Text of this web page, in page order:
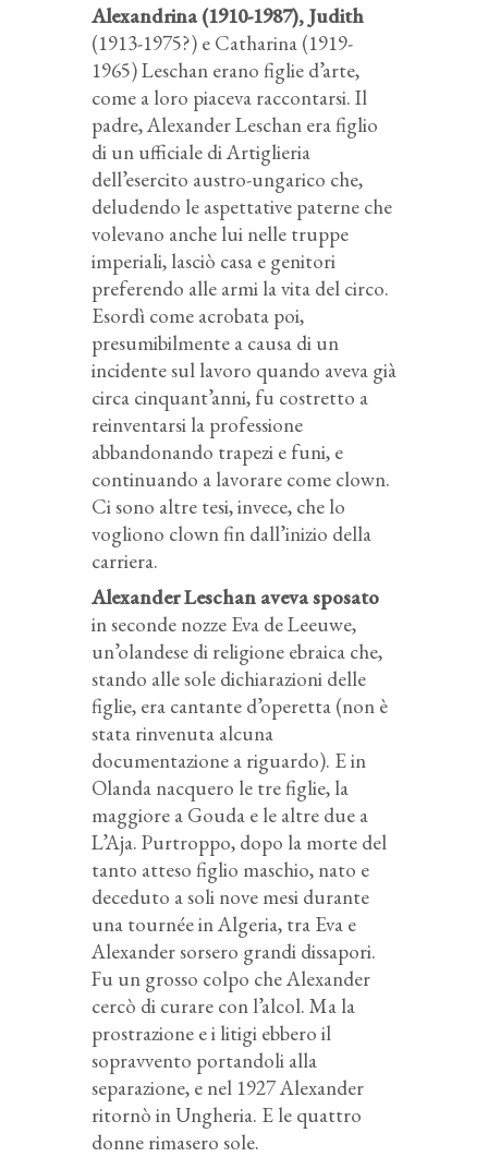
Alexandrina (1910-1987), Judith
(1913-1975?) e Catharina (1919-
1965) Leschan erano figlie d’arte,
come a loro piaceva raccontarsi. Il
padre, Alexander Leschan era figlio
di un ufficiale di Artiglieria
dell’esercito austro-ungarico che,
deludendo le aspettative paterne che
volevano anche lui nelle truppe
imperiali, lasciò casa e genitori
preferendo alle armi la vita del circo.
Esordì come acrobata poi,
presumibilmente a causa di un
incidente sul lavoro quando aveva già
circa cinquant’anni, fu costretto a
reinventarsi la professione
abbandonando trapezi e funi, e
continuando a lavorare come clown.
Ci sono altre tesi, invece, che lo
vogliono clown fin dall’inizio della
carriera.
Alexander Leschan aveva sposato
in seconde nozze Eva de Leeuwe,
un’olandese di religione ebraica che,
stando alle sole dichiarazioni delle
figlie, era cantante d’operetta (non è
stata rinvenuta alcuna
documentazione a riguardo). E in
Olanda nacquero le tre figlie, la
maggiore a Gouda e le altre due a
L’Aja. Purtroppo, dopo la morte del
tanto atteso figlio maschio, nato e
deceduto a soli nove mesi durante
una tournée in Algeria, tra Eva e
Alexander sorsero grandi dissapori.
Fu un grosso colpo che Alexander
cercò di curare con l’alcol. Ma la
prostrazione e i litigi ebbero il
sopravvento portandoli alla
separazione, e nel 1927 Alexander
ritornò in Ungheria. E le quattro
donne rimasero sole.